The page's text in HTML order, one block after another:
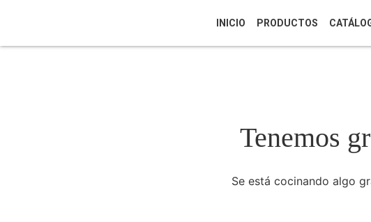
INICIO PRODUCTOS
Tenemos
Se está cocinando algo